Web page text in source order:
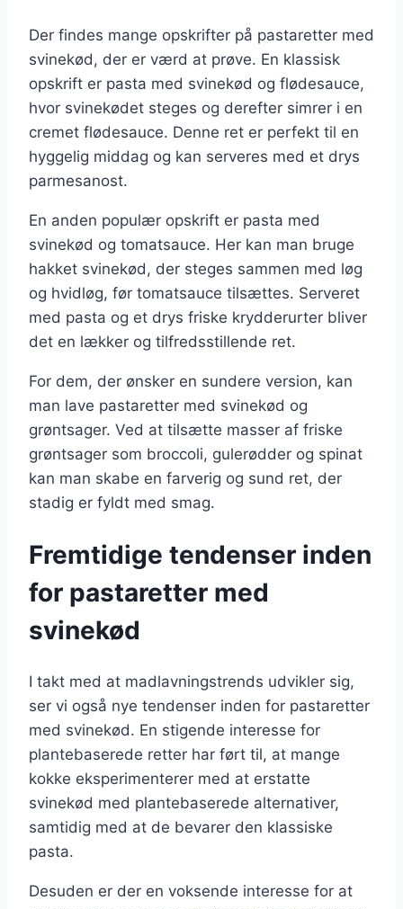
Der findes mange opskrifter på pastaretter med
svinekød, der er værd at prøve. En klassisk
opskrift er pasta med svinekød og flødesauce,
hvor svinekødet steges og derefter simrer i en
cremet flødesauce. Denne ret er perfekt til en
hyggelig middag og kan serveres med et drys
parmesanost.
En anden populær opskrift er pasta med
svinekød og tomatsauce. Her kan man bruge
hakket svinekød, der steges sammen med løg
og hvidløg, før tomatsauce tilsættes. Serveret
med pasta og et drys friske krydderurter bliver
det en lækker og tilfredsstillende ret.
For dem, der ønsker en sundere version, kan
man lave pastaretter med svinekød og
grøntsager. Ved at tilsætte masser af friske
grøntsager som broccoli, gulerødder og spinat
kan man skabe en farverig og sund ret, der
stadig er fyldt med smag.
Fremtidige tendenser inden
for pastaretter med
svinekød
I takt med at madlavningstrends udvikler sig,
ser vi også nye tendenser inden for pastaretter
med svinekød. En stigende interesse for
plantebaserede retter har ført til, at mange
kokke eksperimenterer med at erstatte
svinekød med plantebaserede alternativer,
samtidig med at de bevarer den klassiske
pasta.
Desuden er der en voksende interesse for at